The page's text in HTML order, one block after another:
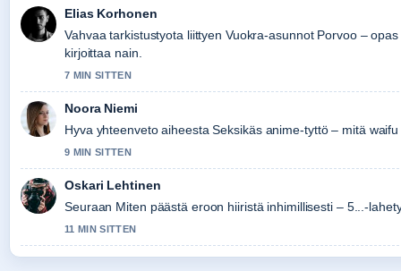
Elias Korhonen
Vahvaa tarkistustyota liittyen Vuokra-asunnot Porvoo –
kirjoittaa nain.
7 MIN SITTEN
Noora Niemi
Hyva yhteenveto aiheesta Seksikäs anime-tyttö – mitä
9 MIN SITTEN
Oskari Lehtinen
Seuraan Miten päästä eroon hiiristä inhimillisesti – 5...-
11 MIN SITTEN